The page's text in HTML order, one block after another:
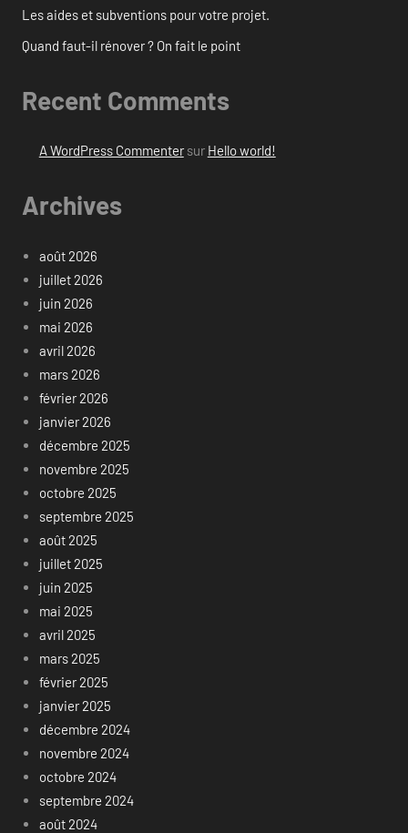
Les aides et subventions pour votre projet.
Quand faut-il rénover ? On fait le point
Recent Comments
A WordPress Commentersur Hello world!
Archives
août 2026
juillet 2026
juin 2026
mai 2026
avril 2026
mars 2026
février 2026
janvier 2026
décembre 2025
novembre 2025
octobre 2025
septembre 2025
août 2025
juillet 2025
juin 2025
mai 2025
avril 2025
mars 2025
février 2025
janvier 2025
décembre 2024
novembre 2024
octobre 2024
septembre 2024
août 2024